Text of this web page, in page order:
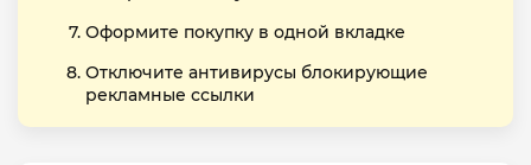
Оформите покупку в одной вкладке
Отключите антивирусы блокирующие
рекламные ссылки